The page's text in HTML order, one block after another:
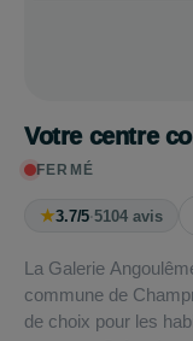
Votre centre
FERMÉ
★3.7/5·5104 avis
La Galerie
commune de
de choix pour les